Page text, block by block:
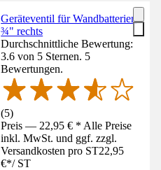
Geräteventil für Wandbatterien
¾" rechts
Durchschnittliche Bewertung:
3.6 von 5 Sternen. 5
Bewertungen.
(5)
Preis — 22,95 € * Alle Preise
inkl. MwSt. und ggf. zzgl.
Versandkosten pro ST22,95
€*/ ST